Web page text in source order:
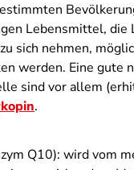
Lebensmittel, die
sich nehmen,
werden. Eine gute
sind vor allem
.
Q10): wird vom